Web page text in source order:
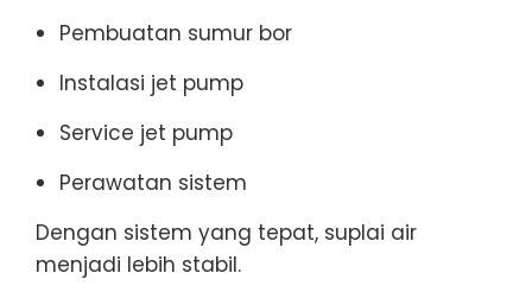
Pembuatan sumur bor
Instalasi jet pump
Service jet pump
Perawatan sistem
Dengan sistem yang tepat, suplai air
menjadi lebih stabil.